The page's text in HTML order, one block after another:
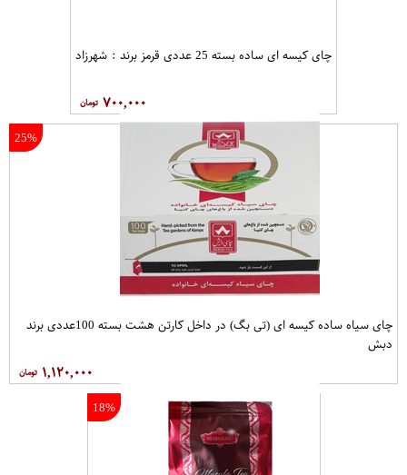
چای کیسه ای ساده بسته 25 عددی قرمز برند : شهرزاد
۷۰۰,۰۰۰
25%
چای سیاه ساده کیسه ای (تی بگ) در داخل کارتن هشت بسته 100عددی برند
دبش
۱,۱۲۰,۰۰۰
18%